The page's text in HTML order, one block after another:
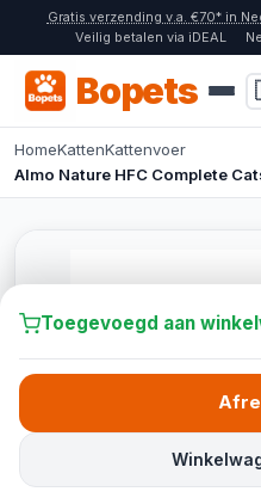
Gratis verzending v.a. €70* in
Veilig betalen via iDEAL
Bopets
HomeKattenKattenvoer
Almo Nature HFC Complete
Toegevoegd aan